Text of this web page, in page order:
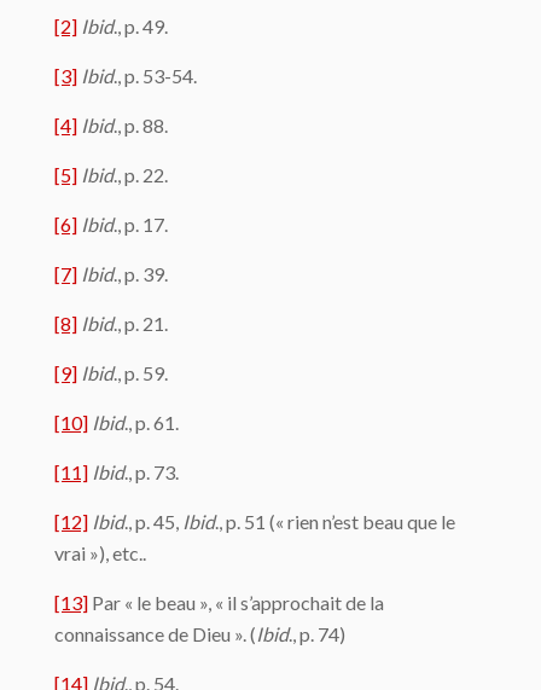
[2] Ibid., p. 49.
[3] Ibid., p. 53-54.
[4] Ibid., p. 88.
[5] Ibid., p. 22.
[6] Ibid., p. 17.
[7] Ibid., p. 39.
[8] Ibid., p. 21.
[9] Ibid., p. 59.
[10] Ibid., p. 61.
[11] Ibid., p. 73.
[12] Ibid., p. 45, Ibid., p. 51 (« rien n’est beau que le
vrai »), etc..
[13] Par « le beau », « il s’approchait de la
connaissance de Dieu ». (Ibid., p. 74)
[14] Ibid., p. 54.